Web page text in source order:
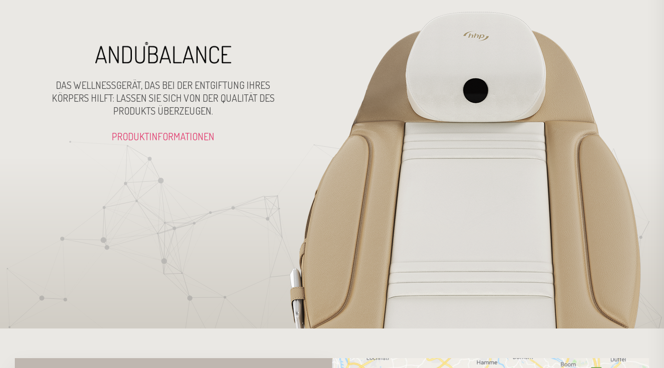
DAS WELLNESSGERÄT, DAS BEI DER ENTGIFTUNG IHRES
KÖRPERS HILFT: LASSEN SIE SICH VON DER QUALITÄT DES
PRODUKTS ÜBERZEUGEN.
PRODUKTINFORMATIONEN